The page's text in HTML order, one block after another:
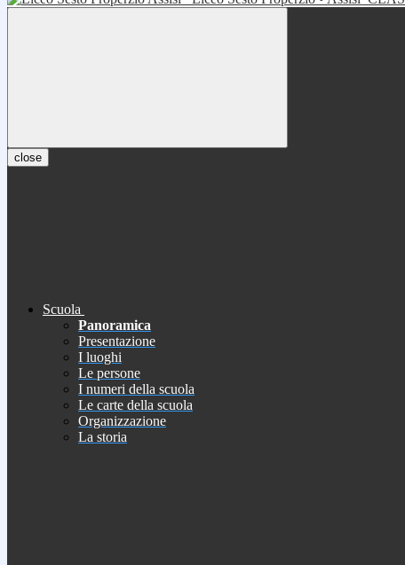
close
Scuola
Panoramica
Presentazione
I luoghi
Le persone
I numeri della scuola
Le carte della scuola
Organizzazione
La storia